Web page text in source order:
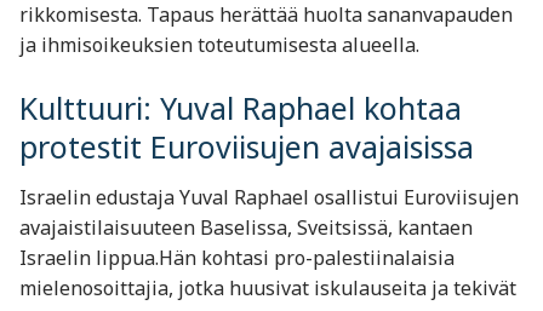
rikkomisesta. Tapaus herättää huolta sananvapauden
ja ihmisoikeuksien toteutumisesta alueella.
Kulttuuri: Yuval Raphael kohtaa
protestit Euroviisujen avajaisissa
Israelin edustaja Yuval Raphael osallistui Euroviisujen
avajaistilaisuuteen Baselissa, Sveitsissä, kantaen
Israelin lippua.Hän kohtasi pro-palestiinalaisia
mielenosoittajia, jotka huusivat iskulauseita ja tekivät